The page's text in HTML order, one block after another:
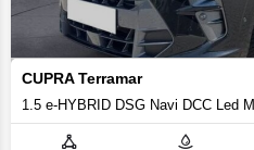
CUPRA Terramar
1.5 e-HYBRID DSG Navi DCC Led